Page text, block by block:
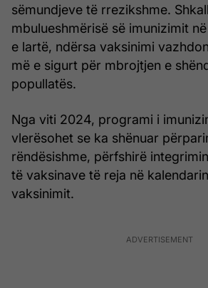
sëmundjeve të rrezikshme.
mbulueshmërisë së imunizimit
e lartë, ndërsa vaksinimi
më e sigurt për mbrojtjen e
popullatës.
Nga viti 2024, programi i
vlerësohet se ka shënuar
rëndësishme, përfshirë
të vaksinave të reja në
vaksinimit.